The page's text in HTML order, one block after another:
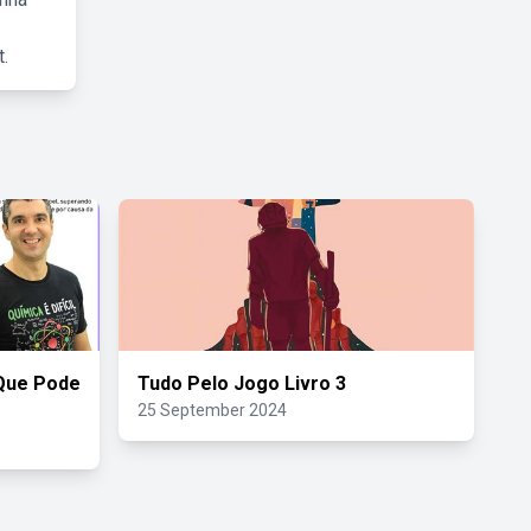
Pode
Tudo Pelo Jogo Livro 3
25 September 2024